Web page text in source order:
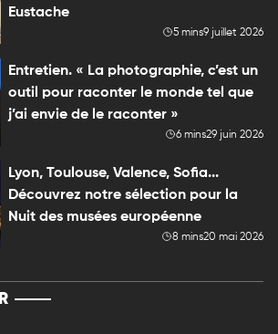
Eustache
5 mins9 juillet 2026
Entretien. « La photographie, c’est un
outil pour raconter le monde tel que
j’ai envie de le raconter »
6 mins29 juin 2026
Lyon, Toulouse, Valence, Sofia...
Découvrez notre sélection pour la
Nuit des musées européenne
8 mins20 mai 2026